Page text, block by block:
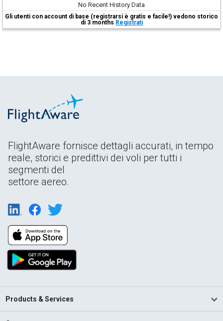
No Recent History Data
Gli utenti con account di base (registrarsi è gratis e facile!) vedono storico
di 3 months Registrati
FlightAware fornisce dettagli accurati, in tempo
reale, storici e predittivi dei voli per tutti i
segmenti del
settore aereo.
Products & Services